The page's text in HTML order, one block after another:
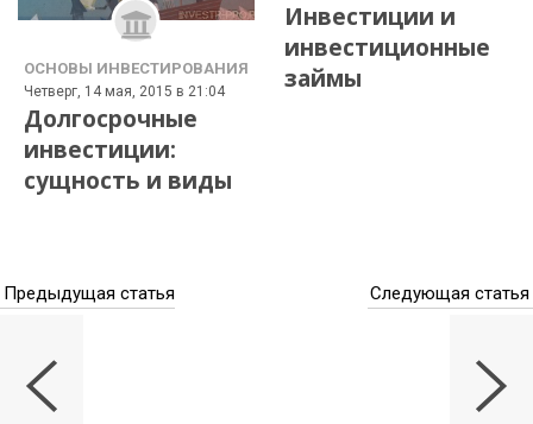
ОСНОВЫ ИНВЕСТИРОВАНИЯ
Четверг, 14 мая, 2015 в 21:04
Долгосрочные
инвестиции:
сущность и виды
Инвестиции и
инвестиционные
займы
Предыдущая статья Следующая статья